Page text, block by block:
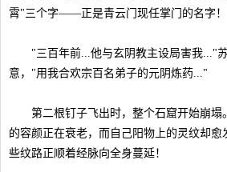
霄"三个字——正是青云门现任掌门的名字！
"三百年前...他与玄阴教主设局害我..."苏
意，"用我合欢宗百名弟子的元阴炼药..."
第二根钉子飞出时，整个石窟开始崩塌
的容颜正在衰老，而自己阳物上的灵纹却愈
些纹路正顺着经脉向全身蔓延！